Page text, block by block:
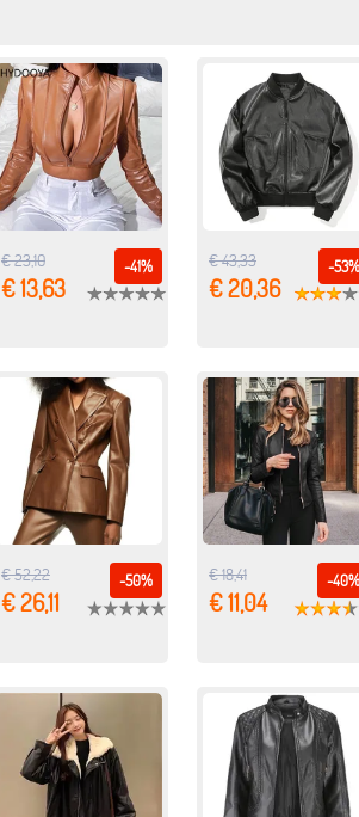
-41%
€ 23,10
€ 13,63
-53%
€ 43,33
€ 20,36
-50%
€ 52,22
€ 26,11
-40%
€ 18,41
€ 11,04